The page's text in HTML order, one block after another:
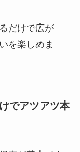
だけで広が
を楽しめま
でアツアツ本